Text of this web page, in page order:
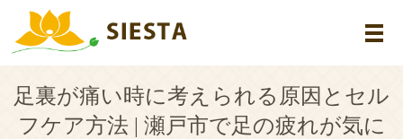
メ
足裏が痛い時に考えられる原因とセル
フケア方法 | 瀬戸市で足の疲れが気に